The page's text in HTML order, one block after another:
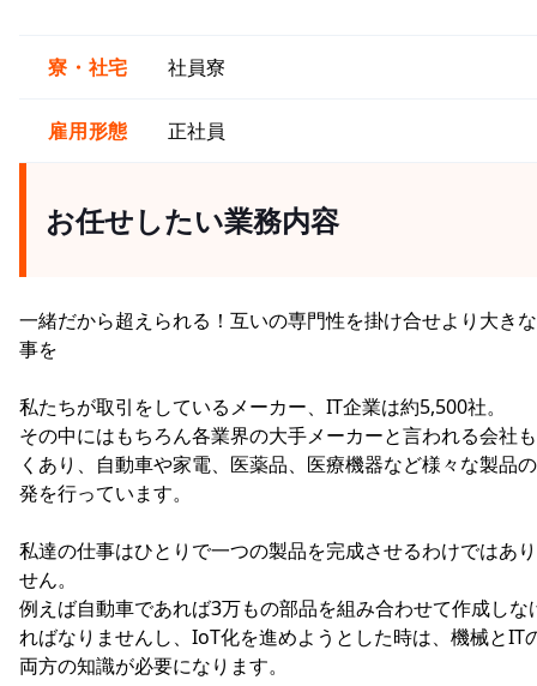
寮・社宅 社員寮
雇用形態 正社員
お任せしたい業務内容
一緒だから超えられる！互いの専門性を掛け合せより大き
事を
私たちが取引をしているメーカー、IT企業は約5,500社。
その中にはもちろん各業界の大手メーカーと言われる会社
くあり、自動車や家電、医薬品、医療機器など様々な製品
発を行っています。
私達の仕事はひとりで一つの製品を完成させるわけではあ
せん。
例えば自動車であれば3万もの部品を組み合わせて作成しな
ればなりませんし、IoT化を進めようとした時は、機械とIT
両方の知識が必要になります。